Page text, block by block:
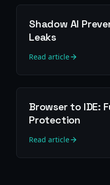
Shadow AI
Leaks
Read article
Browser to IDE:
Protection
Read article